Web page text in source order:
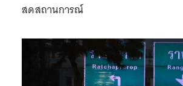
สดสถานการณ์